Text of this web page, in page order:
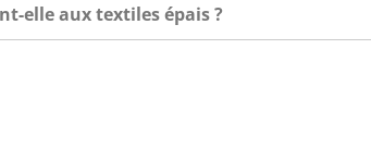
elle aux textiles épais ?